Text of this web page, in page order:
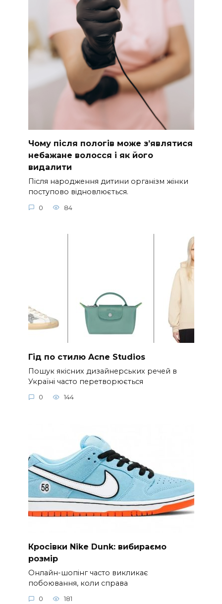
Чому після пологів може з’являтися
небажане волосся і як його
видалити
Після народження дитини організм жінки
поступово відновлюється.
0 84
Гід по стилю Acne Studios
Пошук якісних дизайнерських речей в
Україні часто перетворюється
0 144
Кросівки Nike Dunk: вибираємо
розмір
Онлайн-шопінг часто викликає
побоювання, коли справа
0 181